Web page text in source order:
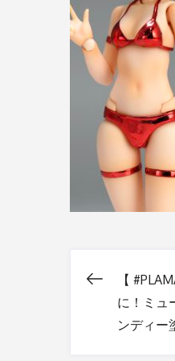
投
【
に！ミュ
ンディー